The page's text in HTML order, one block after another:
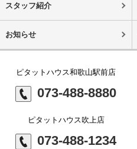
スタッフ紹介
お知らせ
ピタットハウス和歌山駅前店
073-488-8880
ピタットハウス吹上店
073-488-1234